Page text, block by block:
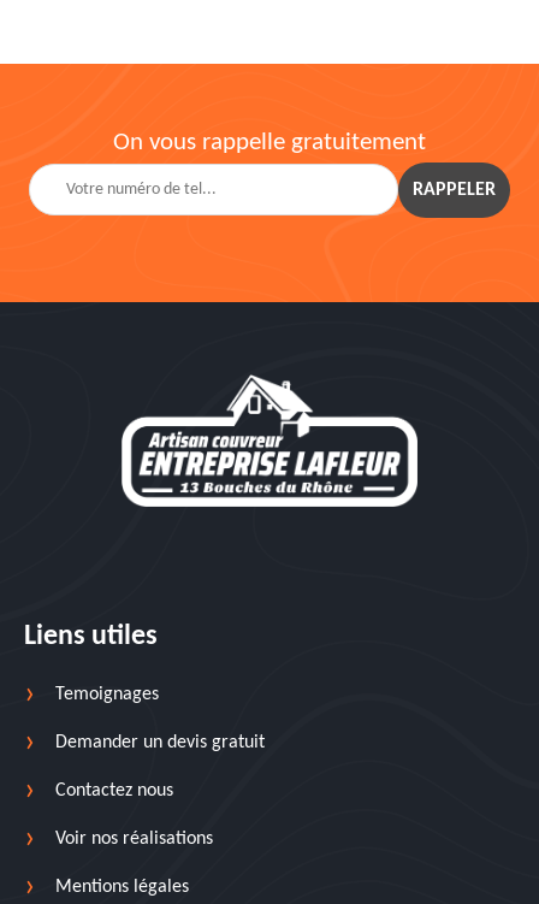
On vous rappelle gratuitement
Liens utiles
Temoignages
Demander un devis gratuit
Contactez nous
Voir nos réalisations
Mentions légales